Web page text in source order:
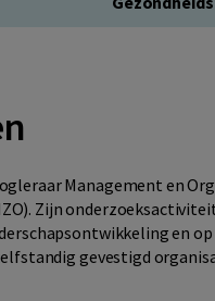
Management en
Zijn
en
gevestigd